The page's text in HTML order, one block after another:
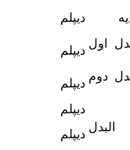
دیپلم
اول
دیپلم
دوم
دیپلم
دیپلم
دیپلم